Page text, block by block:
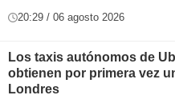
20:29 / 06 agosto 2026
Los taxis autónomos de
obtienen por primera vez
Londres